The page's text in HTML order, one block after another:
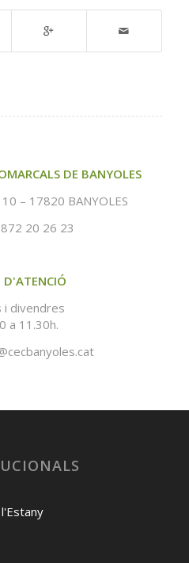
DE BANYOLES
– 17820 BANYOLES
872 20 26 23
D'ATENCIÓ
i divendres
a 11.30h.